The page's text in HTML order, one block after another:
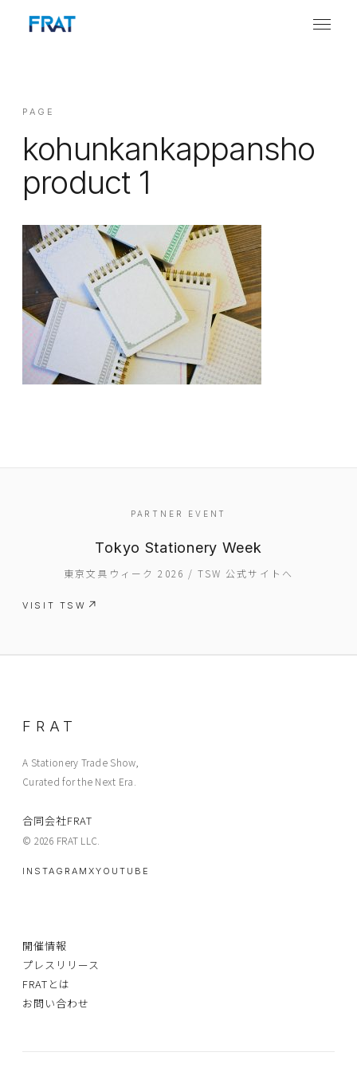
PAGE
kohunkankappansho
product 1
PARTNER EVENT
Tokyo Stationery Week
東京文具ウィーク 2026 / TSW 公式サイトへ
VISIT TSW
FRAT
A Stationery Trade Show,
Curated for the Next Era.
合同会社FRAT
© 2026 FRAT LLC.
INSTAGRAM XYOUTUBE
開催情報
プレスリリース
FRATとは
お問い合わせ